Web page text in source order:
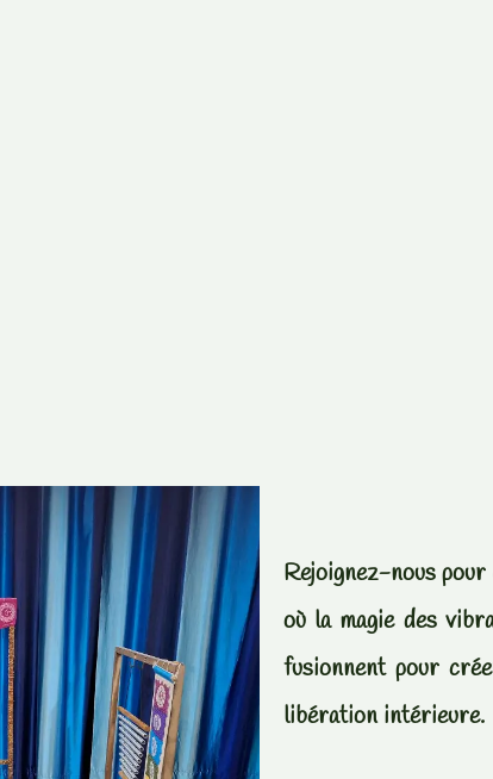
Rejoignez-nous
où la magie des
fusionnent pour
libération intérieure.